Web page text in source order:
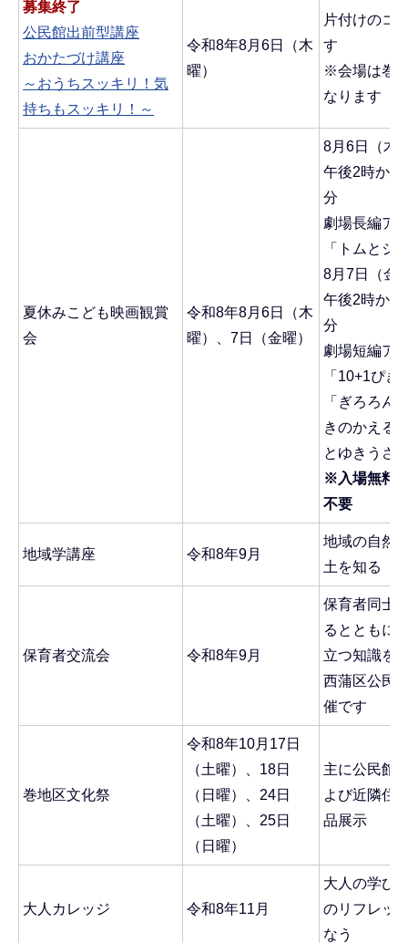
募集終了
公民館出前型講座
おかたづけ講座
～おうちスッキリ！気
持ちもスッキリ！～
令和8年8月6日（木
曜）
片付けのコ
す
※会場は巻
なります
夏休みこども映画観賞
会
令和8年8月6日（木
曜）、7日（金曜）
8月6日（木
午後2時か
分
劇場長編ア
「トムとジ
8月7日（金
午後2時か
分
劇場短編ア
「10+1ぴき
「ぎろろん
きのかえる
とゆきうさ
※入場無料
不要
地域学講座 令和8年9月
地域の自然
土を知る
保育者交流会 令和8年9月
保育者同士
るとともに
立つ知識を
西蒲区公民
催です
巻地区文化祭
令和8年10月17日
（土曜）、18日
（日曜）、24日
（土曜）、25日
（日曜）
主に公民館
よび近隣住
品展示
大人カレッジ 令和8年11月
大人の学び
のリフレッ
なう